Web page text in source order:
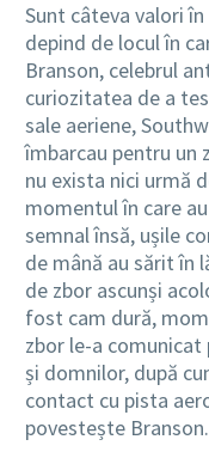
Sunt câteva valori
depind de locul în
Branson, celebrul
curiozitatea de a
sale aeriene,
îmbarcau pentru un
nu exista nici urmă
momentul în care
semnal însă, ușile
de mână au sărit în
de zbor ascunși
fost cam dură,
zbor le-a comunicat
și domnilor, după
contact cu pista
povestește Branson.